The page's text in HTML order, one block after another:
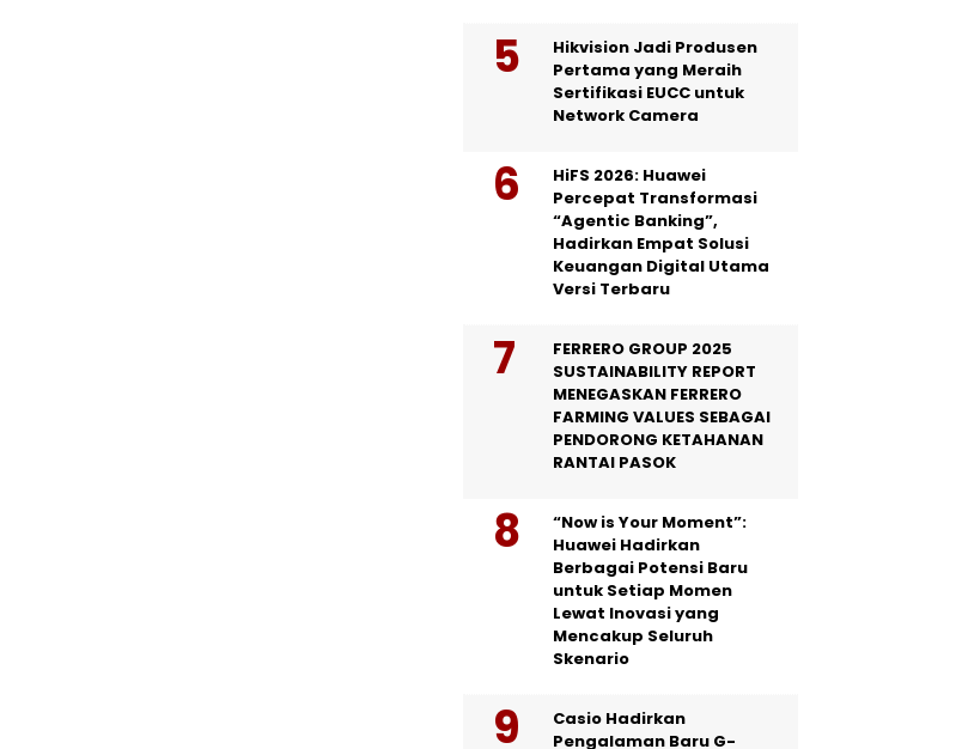
Hikvision Jadi Produsen
Pertama yang Meraih
Sertifikasi EUCC untuk
Network Camera
HiFS 2026: Huawei
Percepat Transformasi
“Agentic Banking”,
Hadirkan Empat Solusi
Keuangan Digital Utama
Versi Terbaru
FERRERO GROUP 2025
SUSTAINABILITY REPORT
MENEGASKAN FERRERO
FARMING VALUES SEBAGAI
PENDORONG KETAHANAN
RANTAI PASOK
“Now is Your Moment”:
Huawei Hadirkan
Berbagai Potensi Baru
untuk Setiap Momen
Lewat Inovasi yang
Mencakup Seluruh
Skenario
Casio Hadirkan
Pengalaman Baru G-